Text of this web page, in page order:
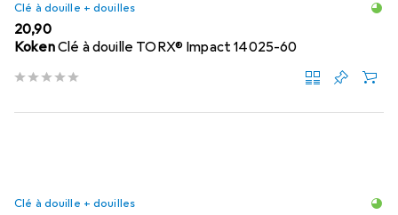
Clé à douille + douilles
EUR
20,90
KokenClé à douille TORX® Impact 14025-60
Clé à douille + douilles